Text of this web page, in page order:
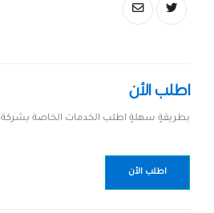
اطلب الأن
بطريقةٍ سهلةٍ اطلب الخدمات الخاصة بشركة
اطلب الأن